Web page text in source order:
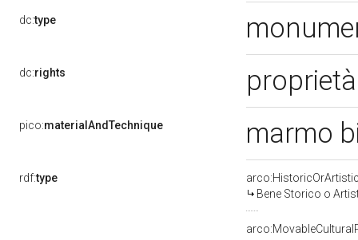
dc:type
dc:rights
pico:materialAndTechnique marmo
rdf:type
Bene Storico o